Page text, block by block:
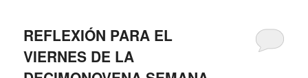
REFLEXIÓN PARA EL
VIERNES DE LA